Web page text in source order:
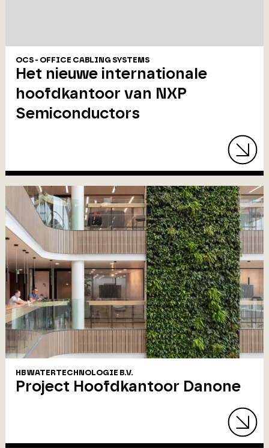
OCS - OFFICE CABLING SYSTEMS
Het nieuwe internationale
hoofdkantoor van NXP
Semiconductors
HB WATERTECHNOLOGIE B.V.
Project Hoofdkantoor Danone